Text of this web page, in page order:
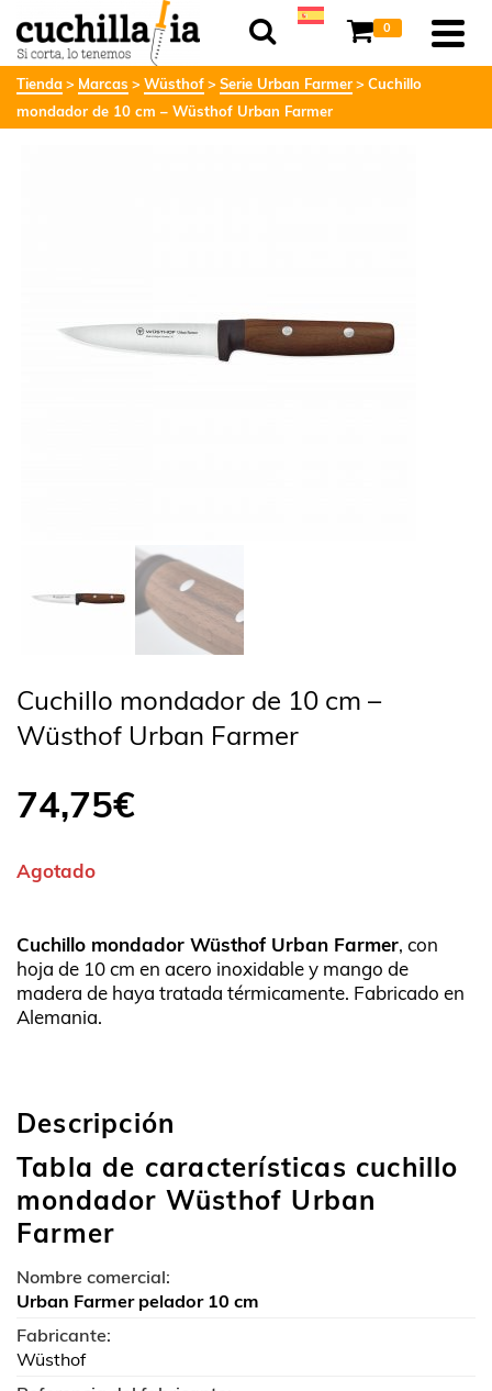
0
Tienda Marcas Wüsthof Serie Urban Farmer
Cuchillo
mondador de 10 cm – Wüsthof Urban Farmer
Cuchillo mondador de 10 cm –
Wüsthof Urban Farmer
74,75€
Agotado
Cuchillo mondador Wüsthof Urban Farmer, con
hoja de 10 cm en acero inoxidable y mango de
madera de haya tratada térmicamente. Fabricado en
Alemania.
Descripción
Tabla de características cuchillo
mondador Wüsthof Urban
Farmer
Nombre comercial:
Urban Farmer pelador 10 cm
Fabricante:
Wüsthof